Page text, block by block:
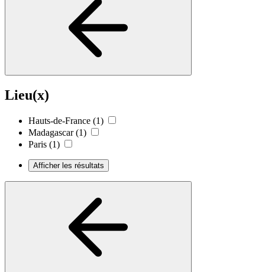
Lieu(x)
Hauts-de-France (1)
Madagascar (1)
Paris (1)
Afficher les résultats